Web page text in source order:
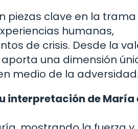
piezas clave en la
humanas,
de crisis. Desde la
una dimensión
medio de la
interpretación de María